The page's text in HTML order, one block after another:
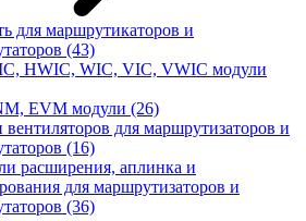
для маршрутикаторов и
(43)
HWIC, WIC, VIC, VWIC модули
EVM модули (26)
вентиляторов для маршрутизаторов и
(16)
расширения, аплинка и
для маршрутизаторов и
(36)